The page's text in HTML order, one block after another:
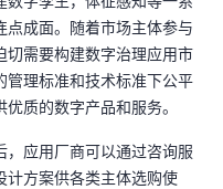
成面。随着市场主体参与
切需要构建数字治理应用市
管理标准和技术标准下公平
质的数字产品和服务。
，应用厂商可以通过咨询服
计方案供各类主体选购使